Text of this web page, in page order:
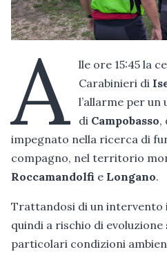
A
lle ore 15:45 la
Carabinieri di
l’allarme per un
di Campobasso,
impegnato nella ricerca di
compagno, nel territorio
Roccamandolfi e Longano.
Trattandosi di un intervento
quindi a rischio di
particolari condizioni